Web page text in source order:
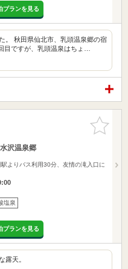
プランを見る
。 秋田県仙北市、乳頭温泉郷の宿
目ですが、乳頭温泉はちょ…
お気に入
りに追加
沢温泉郷
よりバス利用30分、友情の滝入口に
塩泉
プランを見る
ワイルドな露天。